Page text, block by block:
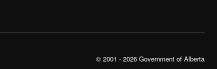
© 2001 - 2026 Government of Alberta